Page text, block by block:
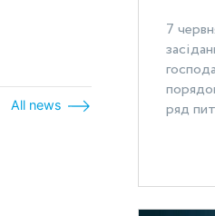
All news
7
ряд